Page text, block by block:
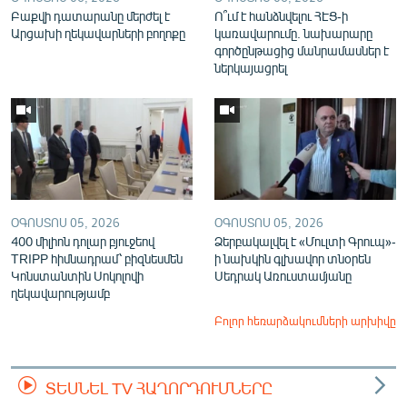
Բաքվի դատարանը մերժել է
Արցախի ղեկավարների բողոքը
Ո՞ւմ է հանձնվելու ՀԷՑ-ի
կառավարումը. նախարարը
գործընթացից մանրամասներ է
ներկայացրել
ՕԳՈՍՏՈՍ 05, 2026
400 միլիոն դոլար բյուջեով
TRIPP հիմնադրամ՝ բիզնեսմեն
Կոնստանտին Սոկոլովի
ղեկավարությամբ
ՕԳՈՍՏՈՍ 05, 2026
Ձերբակալվել է «Մուլտի Գրուպ»-
ի նախկին գլխավոր տնօրեն
Սեդրակ Առուստամյանը
Բոլոր հեռարձակումների արխիվը
ՏԵՍՆԵԼ TV ՀԱՂՈՐԴՈՒՄՆԵՐԸ